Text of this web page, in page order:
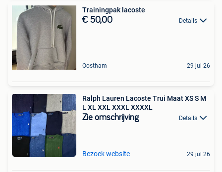
Trainingpak lacoste
€ 50,00 Details
Oostham 29 jul 26
Ralph Lauren Lacoste Trui Maat XS S M
L XL XXL XXXL XXXXL
Zie omschrijving Details
Bezoek website 29 jul 26